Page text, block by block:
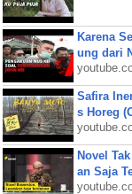
Karena
ung dari
Safira
s Horeg
Novel
an Saja